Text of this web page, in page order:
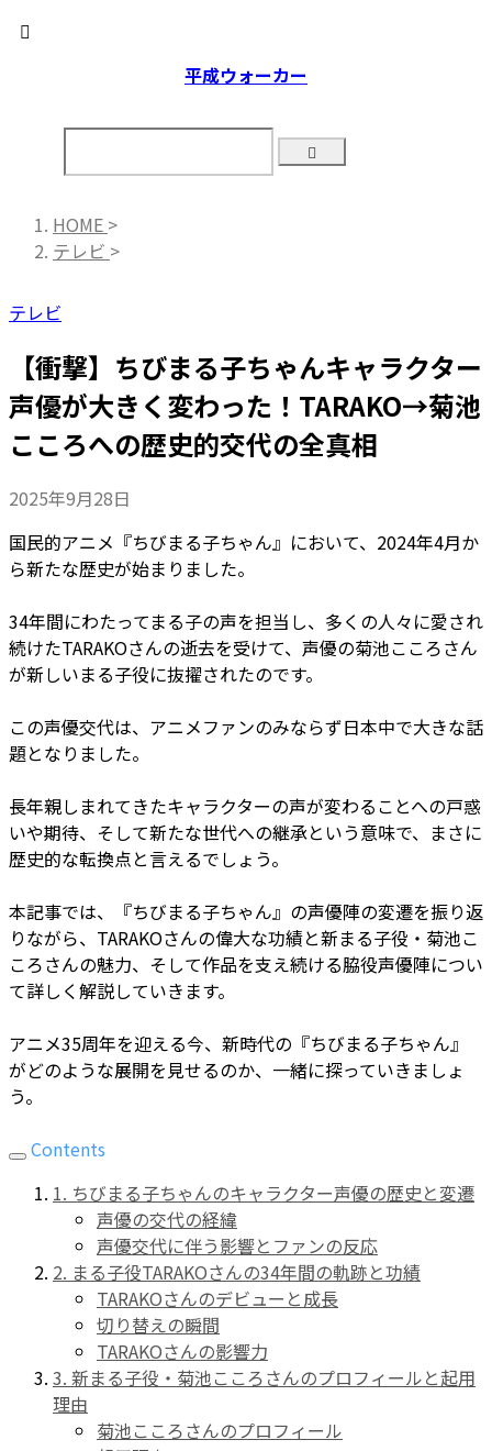
平成ウォーカー
HOME >
テレビ >
テレビ
【衝撃】ちびまる子ちゃんキャラクター
声優が大きく変わった！TARAKO→菊池
こころへの歴史的交代の全真相
2025年9月28日
国民的アニメ『ちびまる子ちゃん』において、2024年4月か
ら新たな歴史が始まりました。
34年間にわたってまる子の声を担当し、多くの人々に愛され
続けたTARAKOさんの逝去を受けて、声優の菊池こころさん
が新しいまる子役に抜擢されたのです。
この声優交代は、アニメファンのみならず日本中で大きな話
題となりました。
長年親しまれてきたキャラクターの声が変わることへの戸惑
いや期待、そして新たな世代への継承という意味で、まさに
歴史的な転換点と言えるでしょう。
本記事では、『ちびまる子ちゃん』の声優陣の変遷を振り返
りながら、TARAKOさんの偉大な功績と新まる子役・菊池こ
ころさんの魅力、そして作品を支え続ける脇役声優陣につい
て詳しく解説していきます。
アニメ35周年を迎える今、新時代の『ちびまる子ちゃん』
がどのような展開を見せるのか、一緒に探っていきましょ
う。
Contents
1. ちびまる子ちゃんのキャラクター声優の歴史と変遷
声優の交代の経緯
声優交代に伴う影響とファンの反応
2. まる子役TARAKOさんの34年間の軌跡と功績
TARAKOさんのデビューと成長
切り替えの瞬間
TARAKOさんの影響力
3. 新まる子役・菊池こころさんのプロフィールと起用
理由
菊池こころさんのプロフィール